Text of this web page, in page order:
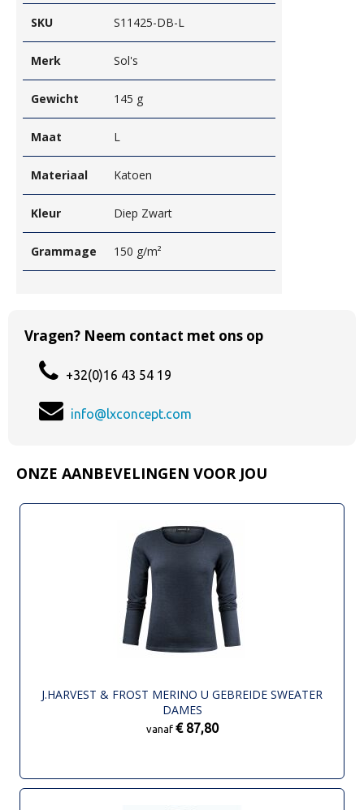
SKU S11425-DB-L
Merk Sol's
Gewicht 145 g
Maat L
Materiaal Katoen
Kleur Diep Zwart
Grammage 150 g/m²
Vragen? Neem contact met ons op
+32(0)16 43 54 19
info@lxconcept.com
ONZE AANBEVELINGEN VOOR JOU
J.HARVEST & FROST MERINO U GEBREIDE SWEATER
DAMES
vanaf € 87,80